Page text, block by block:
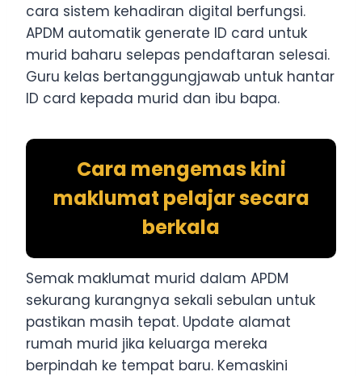
cara sistem kehadiran digital berfungsi.
APDM automatik generate ID card untuk
murid baharu selepas pendaftaran selesai.
Guru kelas bertanggungjawab untuk hantar
ID card kepada murid dan ibu bapa.
Cara mengemas kini
maklumat pelajar secara
berkala
Semak maklumat murid dalam APDM
sekurang kurangnya sekali sebulan untuk
pastikan masih tepat. Update alamat
rumah murid jika keluarga mereka
berpindah ke tempat baru. Kemaskini